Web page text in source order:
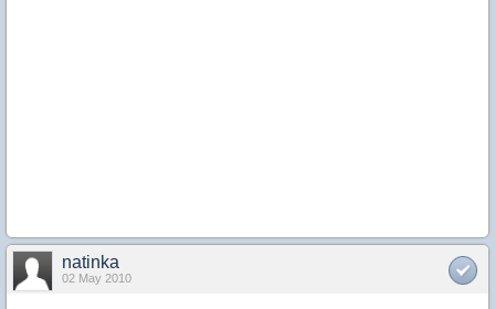
natinka
02 May 2010